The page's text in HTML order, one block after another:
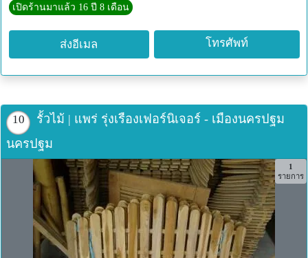
เปิดร้านมาแล้ว 16 ปี 8 เดือน
ส่งอีเมล โทรศัพท์
10
รั้วไม้ | แพร่ รุ่งเรืองเฟอร์นิเจอร์ - เมืองนครปฐม
นครปฐม
1
รายการ